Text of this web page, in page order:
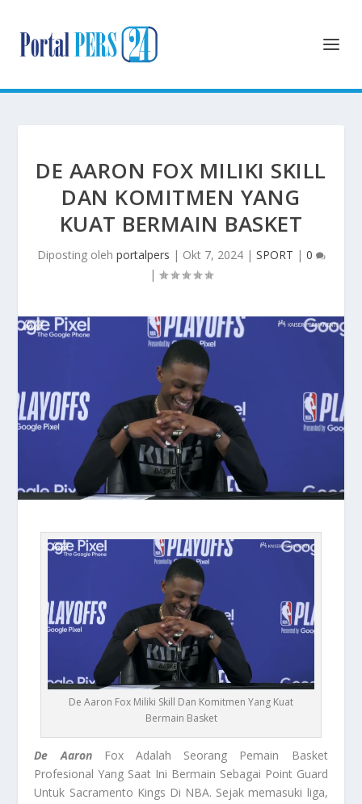
DE AARON FOX MILIKI SKILL
DAN KOMITMEN YANG
KUAT BERMAIN BASKET
Diposting oleh portalpers | Okt 7, 2024| SPORT | 0
|
De Aaron Fox Miliki Skill Dan Komitmen Yang Kuat
Bermain Basket
De AaronFox Adalah Seorang Pemain Basket
Profesional Yang Saat Ini Bermain Sebagai Point Guard
Untuk Sacramento Kings Di NBA. Sejak memasuki liga,